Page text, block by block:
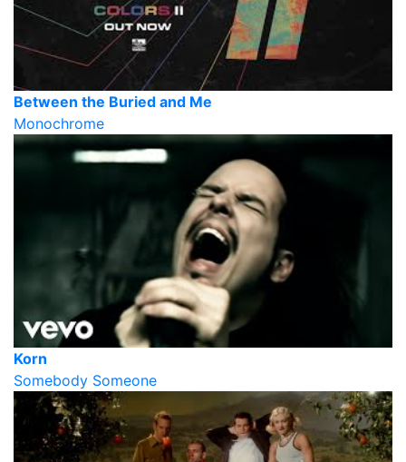
Between the Buried and Me
Monochrome
Korn
Somebody Someone